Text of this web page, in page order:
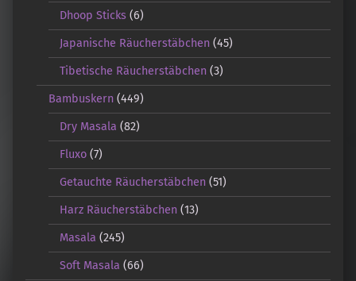
Dhoop Sticks (6)
Japanische Räucherstäbchen (45)
Tibetische Räucherstäbchen (3)
Bambuskern(449)
Dry Masala (82)
Fluxo (7)
Getauchte Räucherstäbchen (51)
Harz Räucherstäbchen (13)
Masala (245)
Soft Masala (66)